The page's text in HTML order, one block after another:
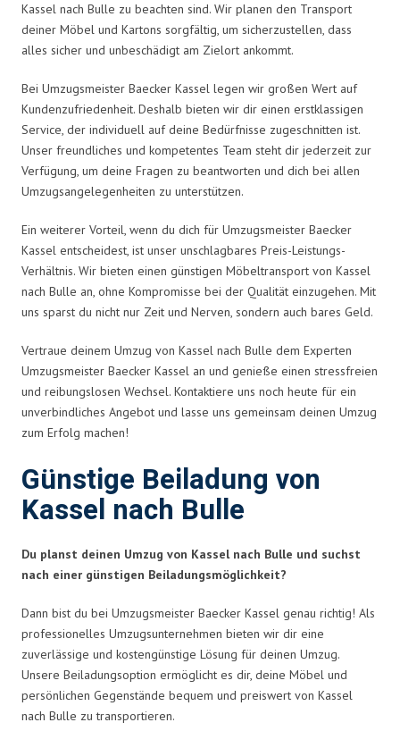
Kassel nach Bulle zu beachten sind. Wir planen den Transport
deiner Möbel und Kartons sorgfältig, um sicherzustellen, dass
alles sicher und unbeschädigt am Zielort ankommt.
Bei Umzugsmeister Baecker Kassel legen wir großen Wert auf
Kundenzufriedenheit. Deshalb bieten wir dir einen erstklassigen
Service, der individuell auf deine Bedürfnisse zugeschnitten ist.
Unser freundliches und kompetentes Team steht dir jederzeit zur
Verfügung, um deine Fragen zu beantworten und dich bei allen
Umzugsangelegenheiten zu unterstützen.
Ein weiterer Vorteil, wenn du dich für Umzugsmeister Baecker
Kassel entscheidest, ist unser unschlagbares Preis-Leistungs-
Verhältnis. Wir bieten einen günstigen Möbeltransport von Kassel
nach Bulle an, ohne Kompromisse bei der Qualität einzugehen. Mit
uns sparst du nicht nur Zeit und Nerven, sondern auch bares Geld.
Vertraue deinem Umzug von Kassel nach Bulle dem Experten
Umzugsmeister Baecker Kassel an und genieße einen stressfreien
und reibungslosen Wechsel. Kontaktiere uns noch heute für ein
unverbindliches Angebot und lasse uns gemeinsam deinen Umzug
zum Erfolg machen!
Günstige Beiladung von
Kassel nach Bulle
Du planst deinen Umzug von Kassel nach Bulle und suchst
nach einer günstigen Beiladungsmöglichkeit?
Dann bist du bei Umzugsmeister Baecker Kassel genau richtig! Als
professionelles Umzugsunternehmen bieten wir dir eine
zuverlässige und kostengünstige Lösung für deinen Umzug.
Unsere Beiladungsoption ermöglicht es dir, deine Möbel und
persönlichen Gegenstände bequem und preiswert von Kassel
nach Bulle zu transportieren.